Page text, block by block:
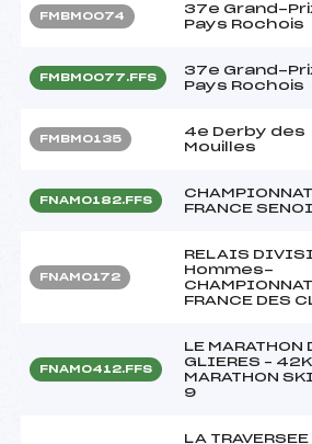
FMBM0074
37e Grand-
Pays Rochois
FMBM0077.FFS
37e Grand-
Pays Rochois
FMBM0135
4e Derby des
Mouilles
FNAM0182.FFS
FRANCE
FNAM0172
RELAIS
Hommes-
FRANCE DES
FNAM0412.FFS
LE MARATHON
GLIERES –
MARATHON
9
LA TRAVERSEE